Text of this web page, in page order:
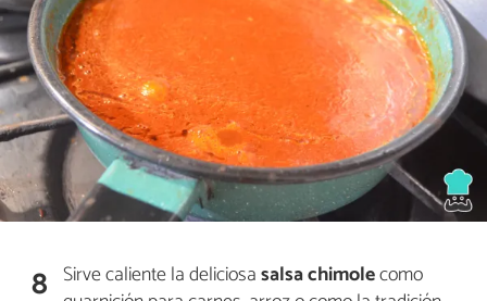
8 Sirve caliente la deliciosasalsa chimolecomo